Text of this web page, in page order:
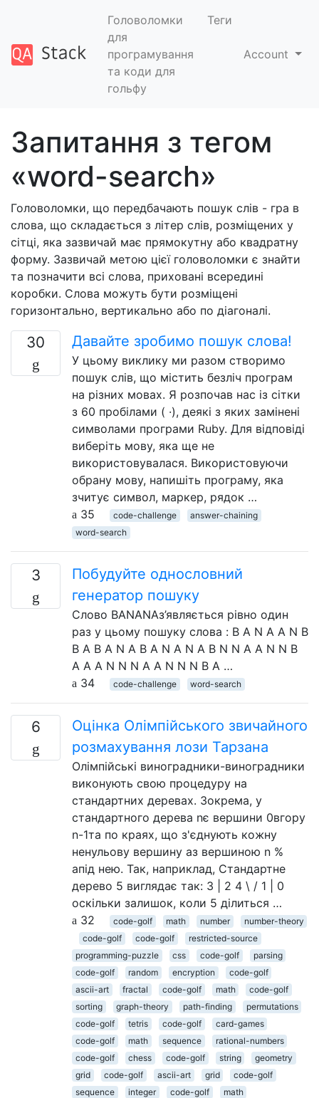
Головоломки
для
програмування
та коди для
гольфу
Теги
Account
Запитання з тегом
«word-search»
Головоломки, що передбачають пошук слів - гра в
слова, що складається з літер слів, розміщених у
сітці, яка зазвичай має прямокутну або квадратну
форму. Зазвичай метою цієї головоломки є знайти
та позначити всі слова, приховані всередині
коробки. Слова можуть бути розміщені
горизонтально, вертикально або по діагоналі.
30 Давайте зробимо пошук слова!
У цьому виклику ми разом створимо
пошук слів, що містить безліч програм
на різних мовах. Я розпочав нас із сітки
з 60 пробілами ( ·), деякі з яких замінені
символами програми Ruby. Для відповіді
виберіть мову, яка ще не
використовувалася. Використовуючи
обрану мову, напишіть програму, яка
зчитує символ, маркер, рядок …
35
code-challenge
answer-chaining
word-search
3
Побудуйте однословний
генератор пошуку
Слово BANANAз’являється рівно один
раз у цьому пошуку слова : B A N A A N B
B A B A N A B A N A N A B N N A A N N B
A A A N N N A A N N N B A …
34
code-challenge word-search
6
Оцінка Олімпійського звичайного
розмахування лози Тарзана
Олімпійські виноградники-виноградники
виконують свою процедуру на
стандартних деревах. Зокрема, у
стандартного дерева nє вершини 0вгору
n-1та по краях, що з'єднують кожну
ненульову вершину aз вершиною n %
aпід нею. Так, наприклад, Стандартне
дерево 5 виглядає так: 3 | 2 4 \ / 1 | 0
оскільки залишок, коли 5 ділиться …
32
code-golf math number
number-theory
code-golf
code-golf
restricted-source
programming-puzzle
css code-golf
parsing
code-golf
random encryption
code-golf
ascii-art
fractal code-golf math
code-golf
sorting
graph-theory path-finding
permutations
code-golf
tetris code-golf
card-games
code-golf
math sequence
rational-numbers
code-golf
chess code-golf string
geometry
grid
code-golf ascii-art grid
code-golf
sequence
integer code-golf
math